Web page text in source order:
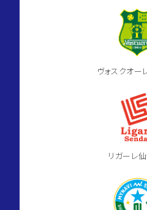
ヴォスクオー
リガーレ